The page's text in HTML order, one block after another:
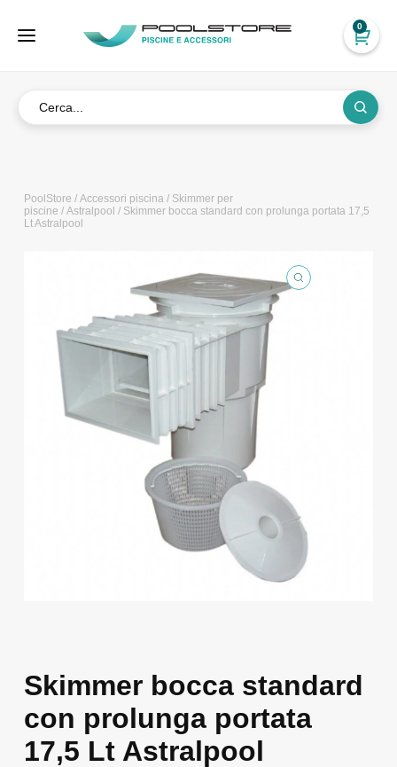
0
PoolStore / Accessori piscina/ Skimmer per
piscine / Astralpool / Skimmer bocca standard con prolunga portata 17,5
Lt Astralpool
Skimmer bocca standard
con prolunga portata
17,5 Lt Astralpool